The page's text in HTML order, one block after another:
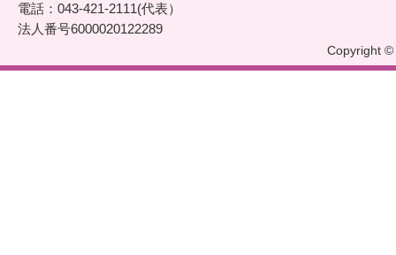
電話：043-421-2111(代表）
法人番号6000020122289
Copyright ©